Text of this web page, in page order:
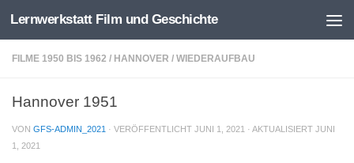
Zum Inhalt springen
Lernwerkstatt Film und Geschichte
FILME 1950 BIS 1962 / HANNOVER / WIEDERAUFBAU
Hannover 1951
VON GFS-ADMIN_2021 · VERÖFFENTLICHT JUNI 1, 2021 · AKTUALISIERT JUNI
1, 2021